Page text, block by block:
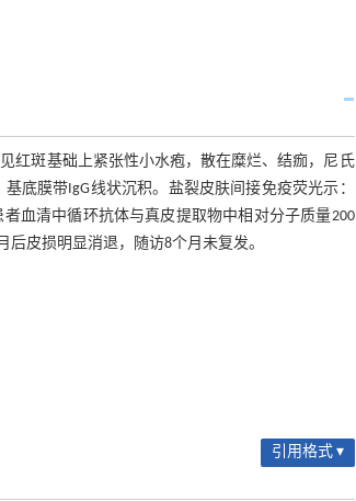
红斑基础上紧张性小水疱，散在糜烂、结痂，尼氏
底膜带IgG线状沉积。盐裂皮肤间接免疫荧光示：
血清中循环抗体与真皮提取物中相对分子质量200
后皮损明显消退，随访8个月未复发。
引用格式 ▾